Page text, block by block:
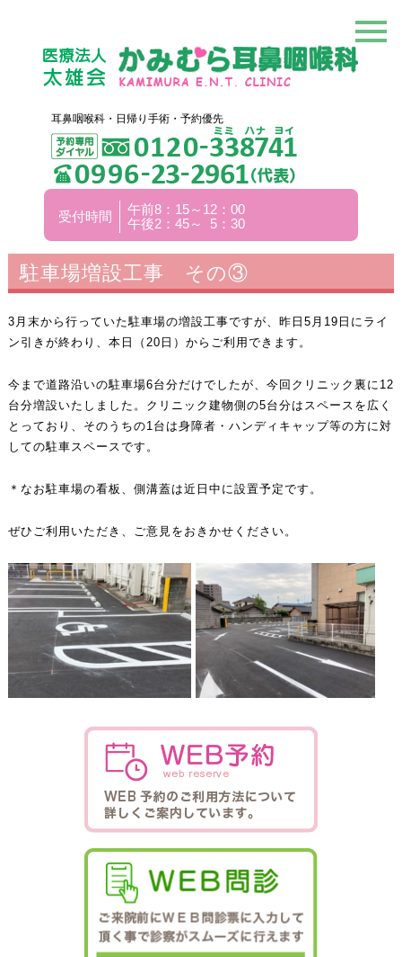
耳鼻咽喉科・日帰り手術・予約優先
受付時間
午前8：15～12：00
午後2：45～ 5：30
駐車場増設工事 その③
3月末から行っていた駐車場の増設工事ですが、昨日5月19日にライ
ン引きが終わり、本日（20日）からご利用できます。
今まで道路沿いの駐車場6台分だけでしたが、今回クリニック裏に12
台分増設いたしました。クリニック建物側の5台分はスペースを広く
とっており、そのうちの1台は身障者・ハンディキャップ等の方に対
しての駐車スペースです。
＊なお駐車場の看板、側溝蓋は近日中に設置予定です。
ぜひご利用いただき、ご意見をおきかせください。